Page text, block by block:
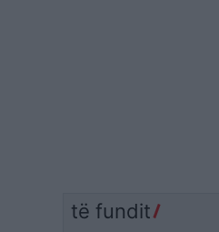
të fundit